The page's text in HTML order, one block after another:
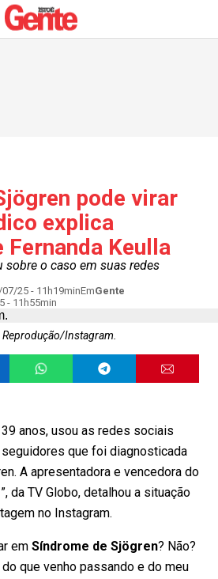
pode virar
explica
Fernanda Keulla
sobre o caso em suas redes
07/25 - 11h19minEmGente
- 11h55min
Reprodução/Instagram.
anos, usou as redes sociais
que foi diagnosticada
A apresentadora e vencedora do
da TV Globo, detalhou a situação
no Instagram.
em Síndrome de Sjögren? Não?
que venho passando e do meu